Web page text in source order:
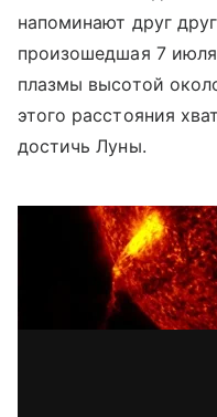
напоминают друг
произошедшая 7
плазмы высотой
этого расстояния
достичь Луны.